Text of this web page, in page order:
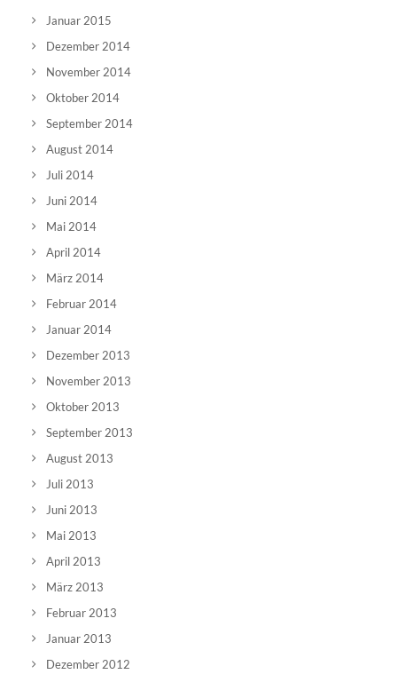
Januar 2015
Dezember 2014
November 2014
Oktober 2014
September 2014
August 2014
Juli 2014
Juni 2014
Mai 2014
April 2014
März 2014
Februar 2014
Januar 2014
Dezember 2013
November 2013
Oktober 2013
September 2013
August 2013
Juli 2013
Juni 2013
Mai 2013
April 2013
März 2013
Februar 2013
Januar 2013
Dezember 2012